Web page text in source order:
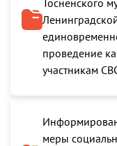
проведение
участникам
меры